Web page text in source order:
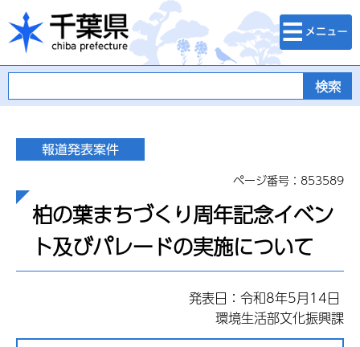
千葉県
検索・メニュ
ー
ページ番号：853589
柏の葉まちづくり周年記念イベン
ト及びパレードの実施について
発表日：令和8年5月14日
環境生活部文化振興課